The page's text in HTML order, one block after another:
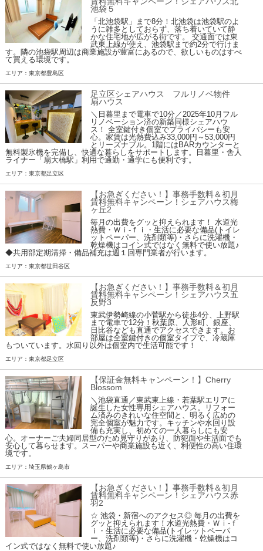
池袋５
「北池袋駅」まで8分！北池袋は池袋駅のよ
うに雑多としておらず、落ち着いていて静
かな住宅地が広がる街です。 交通面では東
武東上線が使え、池袋駅まで約2分で行けま
す。隣の池袋駅周辺は商業施設が豊富にあるので、欲しいものはすべ
て買える環境です。
エリア：東京都豊島区
足立区シェアハウス フルリノベ物件
扇ハウス
＼日暮里まで電車で10分／2025年10月フル
リノベーション済の新築同様シェアハウ
ス！ 全室鍵付き個室でプライバシーも安
心。家賃は光熱費込み33,000円～53,000円
とリーズナブル。1階にはBARカウンターと
無料製氷機を完備し、快適な暮らしをサポートします。日暮里・舎人
ライナー「扇大橋駅」利用で通勤・通学にも便利です。
エリア：東京都足立区
【お急ぎください！】事務手数料＆初月
賃料無料キャンペーン！シェアハウス梅
ヶ丘2
毎月の出費をグッと抑えられます！ 水道光
熱費・Ｗｉ-ｆｉ・生活に必要な備品(トイレ
ットペーパー、洗剤類等)・さらに洗濯機・
乾燥機はコイン式ではなく無料で使い放題♪
◆共用部定期清掃・備品補充は週１回専門業者が行います。
エリア：東京都世田谷区
【お急ぎください！】事務手数料＆初月
賃料無料キャンペーン！シェアハウス五
反野3
東武伊勢崎線の小菅駅から徒歩4分、上野駅
まで電車で12分！秋葉原、人形町、銀座、
日比谷なども直通でアクセスできます。お
部屋は全室鍵付きの個室タイプで、冷蔵庫
もついています。水回り以外は個室内で生活可能です！
エリア：東京都足立区
【保証金無料キャンペーン！】Cherry
Blossom
＼池袋直通／東武東上線・若葉駅エリアに
誕生した女性専用シェアハウス。リフォー
ム済みのきれいな住空間と、明るく広めの
完全個室が魅力です。キッチンや水回り設
備も充実し、初めての一人暮らしにも安
心。オーナーご夫婦同居型のため見守りがあり、防犯面や生活面でも
安心して暮らせます。スーパーや商業施設も近く、利便性の高い住環
境です。
エリア：埼玉県鶴ヶ島市
【お急ぎください！】事務手数料＆初月
賃料無料キャンペーン！シェアハウス赤
羽2
☆ 池袋・新宿へのアクセス◎ 毎月の出費を
グッと抑えられます！水道光熱費・Ｗｉ-ｆ
ｉ・生活に必要な備品(トイレットペーパ
ー、洗剤類等)・さらに洗濯機・乾燥機はコ
イン式ではなく無料で使い放題♪